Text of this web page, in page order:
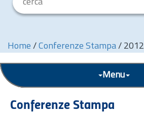
Home / Conferenze Stampa / 2012
Menu
Conferenze Stampa